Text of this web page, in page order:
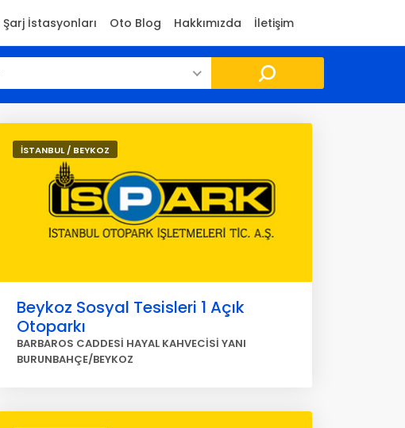
Şarj İstasyonları Oto Blog Hakkımızda İletişim
İSTANBUL / BEYKOZ
Beykoz Sosyal Tesisleri 1 Açık
Otoparkı
BARBAROS CADDESİ HAYAL KAHVECİSİ YANI
BURUNBAHÇE/BEYKOZ